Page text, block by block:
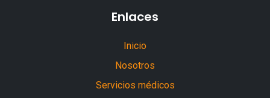
Enlaces
Inicio
Nosotros
Servicios médicos